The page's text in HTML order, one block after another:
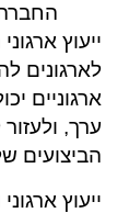
ייעוץ
לארגונים
ארגוניים
ערך,
הביצועים
ייעוץ